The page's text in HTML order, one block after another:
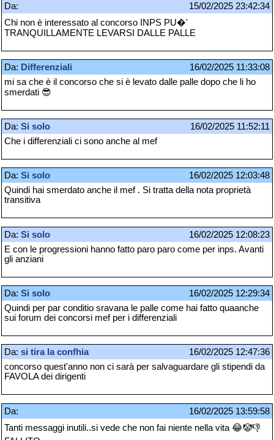
Da:
15/02/2025 23:42:34
Chi non è interessato al concorso INPS PU�'
TRANQUILLAMENTE LEVARSI DALLE PALLE
Da: Differenziali
16/02/2025 11:33:08
mi sa che è il concorso che si è levato dalle palle dopo che li ho
smerdati 😎
Da: Si solo
16/02/2025 11:52:11
Che i differenziali ci sono anche al mef
Da: Si solo
16/02/2025 12:03:48
Quindi hai smerdato anche il mef . Si tratta della nota proprietà
transitiva
Da: Si solo
16/02/2025 12:08:23
E con le progressioni hanno fatto paro paro come per inps. Avanti
gli anziani
Da: Si solo
16/02/2025 12:29:34
Quindi per par conditio sravana le palle come hai fatto quaanche
sui forum dei concorsi mef per i differenziali
Da: si tira la confhia
16/02/2025 12:47:36
concorso quest'anno non ci sarà per salvaguardare gli stipendi da
FAVOLA dei dirigenti
Da:
16/02/2025 13:59:58
Tanti messaggi inutili..si vede che non fai niente nella vita 😂🤡👎